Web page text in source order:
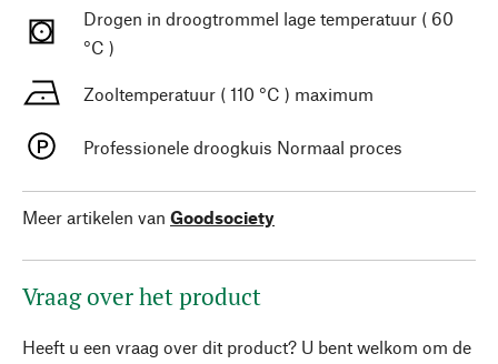
Drogen in droogtrommel lage temperatuur ( 60
°C )
Zooltemperatuur ( 110 °C ) maximum
Professionele droogkuis Normaal proces
Meer artikelen van Goodsociety
Vraag over het product
Heeft u een vraag over dit product? U bent welkom om de